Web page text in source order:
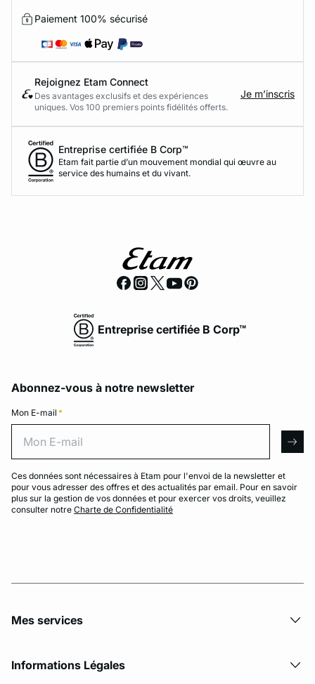
Paiement 100% sécurisé
Rejoignez Etam Connect
Des avantages exclusifs et des expériences
uniques. Vos 100 premiers points fidélités offerts.
Je m’inscris
Entreprise certifiée B Corp™
Etam fait partie d’un mouvement mondial qui œuvre au
service des humains et du vivant.
Entreprise certifiée B Corp™
Abonnez-vous à notre newsletter
Mon E-mail *
Ces données sont nécessaires à Etam pour l'envoi de la newsletter et
pour vous adresser des offres et des actualités par email. Pour en savoir
plus sur la gestion de vos données et pour exercer vos droits, veuillez
consulter notre Charte de Confidentialité
Mes services
Informations Légales